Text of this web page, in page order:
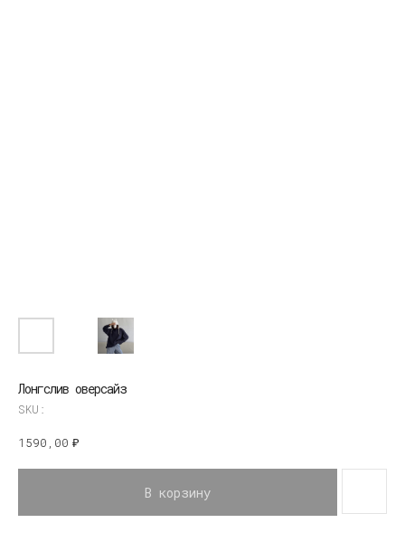
Лонгслив оверсайз
SKU:
1590,00 ₽
В корзину